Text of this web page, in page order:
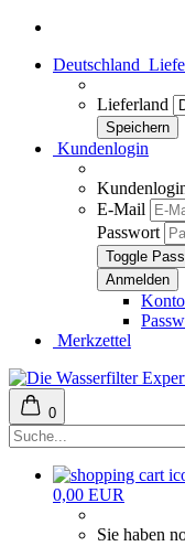
Deutschland
Lieferland
Kundenlogin
E-Mail
Passwort
Toggle
Merkzettel
0
0,00 EUR
Sie haben